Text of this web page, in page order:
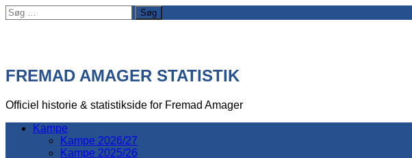
Søg
efter:
FREMAD AMAGER STATISTIK
Officiel historie & statistikside for Fremad Amager
Kampe
Kampe 2026/27
Kampe 2025/26